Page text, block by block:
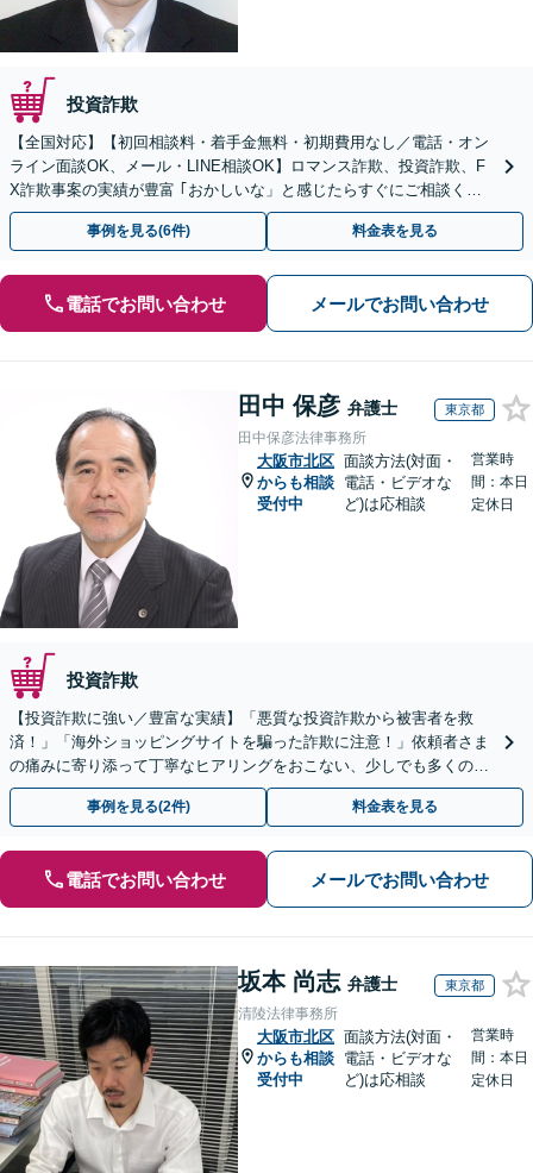
投資詐欺
【全国対応】【初回相談料・着手金無料・初期費用なし／電話・オン
ライン面談OK、メール・LINE相談OK】ロマンス詐欺、投資詐欺、F
X詐欺事案の実績が豊富 ｢おかしいな」と感じたらすぐにご相談くだ
さい。
事例を見る(6件) 料金表を見る
電話でお問い合わせ メールでお問い合わせ
田中 保彦 弁護士 東京都
田中保彦法律事務所
大阪市北区
からも相談
受付中
面談方法(対面・
電話・ビデオな
ど)は応相談
営業時
間：本日
定休日
投資詐欺
【投資詐欺に強い／豊富な実績】「悪質な投資詐欺から被害者を救
済！」「海外ショッピングサイトを騙った詐欺に注意！」依頼者さま
の痛みに寄り添って丁寧なヒアリングをおこない、少しでも多くの返
金が得られるよう尽力します！
事例を見る(2件) 料金表を見る
電話でお問い合わせ メールでお問い合わせ
坂本 尚志 弁護士 東京都
清陵法律事務所
大阪市北区
からも相談
受付中
面談方法(対面・
電話・ビデオな
ど)は応相談
営業時
間：本日
定休日